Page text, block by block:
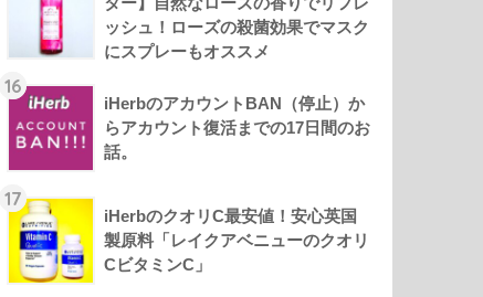
ッシュ！ローズの殺菌効果でマスク
にスプレーもオススメ
16
iHerbのアカウントBAN（停止）か
らアカウント復活までの17日間のお
話。
17
iHerbのクオリC最安値！安心英国
製原料「レイクアベニューのクオリ
CビタミンC」